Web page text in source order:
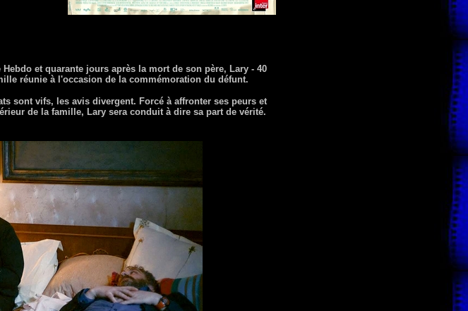
et quarante jours après la mort de son père, Lary - 40
réunie à l'occasion de la commémoration du défunt.
sont vifs, les avis divergent. Forcé à affronter ses peurs et
de la famille, Lary sera conduit à dire sa part de vérité.